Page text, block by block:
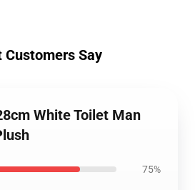
Customers Say
White Toilet Man
75%